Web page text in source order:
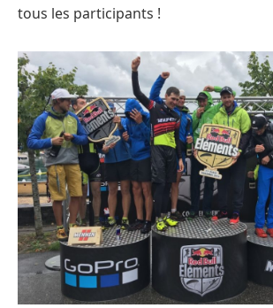
tous les participants !